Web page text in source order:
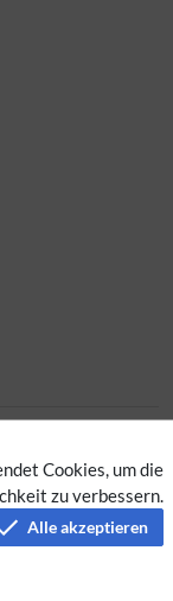
Cookies, um die
zu verbessern.
Alle akzeptieren